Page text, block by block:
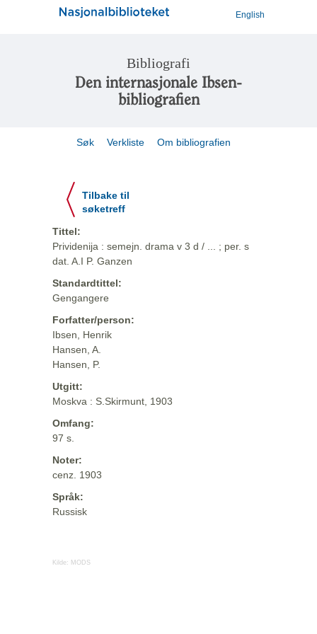
English
Bibliografi
Den internasjonale Ibsen-
bibliografien
Søk Verkliste Om bibliografien
Tilbake til
søketreff
Tittel:
Prividenija : semejn. drama v 3 d / ... ; per. s
dat. A.I P. Ganzen
Standardtittel:
Gengangere
Forfatter/person:
Ibsen, Henrik
Hansen, A.
Hansen, P.
Utgitt:
Moskva : S.Skirmunt, 1903
Omfang:
97 s.
Noter:
cenz. 1903
Språk:
Russisk
Kilde: MODS